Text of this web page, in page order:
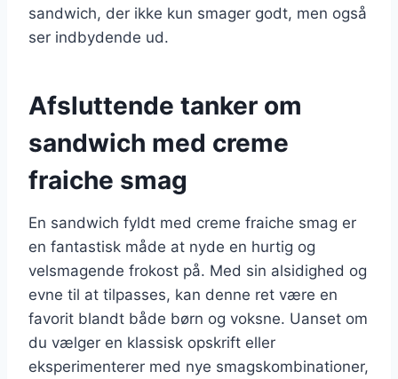
sandwich, der ikke kun smager godt, men også
ser indbydende ud.
Afsluttende tanker om
sandwich med creme
fraiche smag
En sandwich fyldt med creme fraiche smag er
en fantastisk måde at nyde en hurtig og
velsmagende frokost på. Med sin alsidighed og
evne til at tilpasses, kan denne ret være en
favorit blandt både børn og voksne. Uanset om
du vælger en klassisk opskrift eller
eksperimenterer med nye smagskombinationer,